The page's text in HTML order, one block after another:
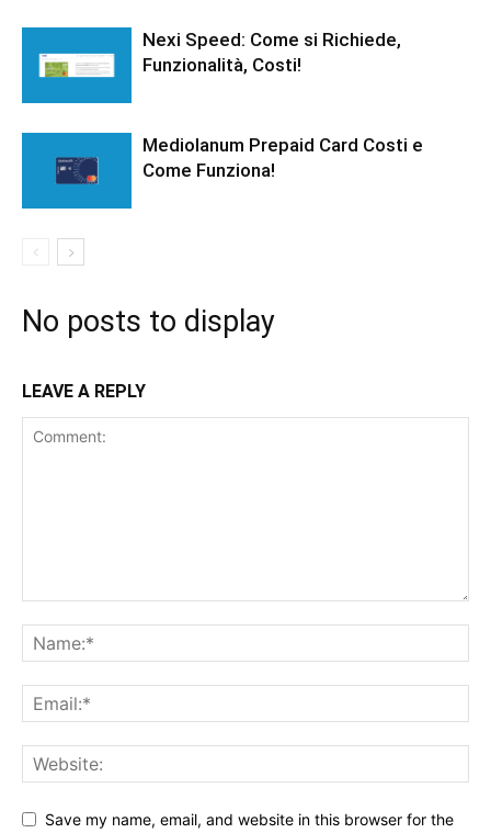
Nexi Speed: Come si Richiede,
Funzionalità, Costi!
Mediolanum Prepaid Card Costi e
Come Funziona!
No posts to display
LEAVE A REPLY
Save my name, email, and website in this browser for the